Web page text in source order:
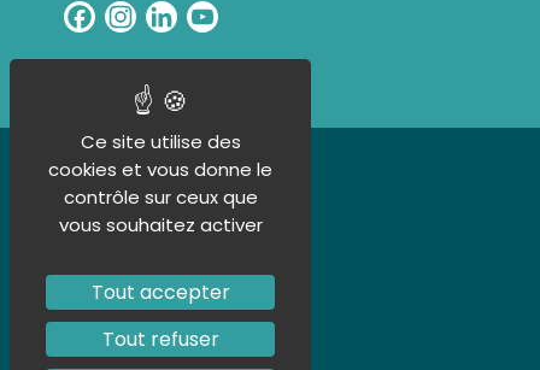
Facebook
Instagram
LinkedIn
UN ORGANISME CERTIFIÉ
Ce site utilise des
cookies et vous donne le
contrôle sur ceux que
vous souhaitez activer
Tout accepter
Tout refuser